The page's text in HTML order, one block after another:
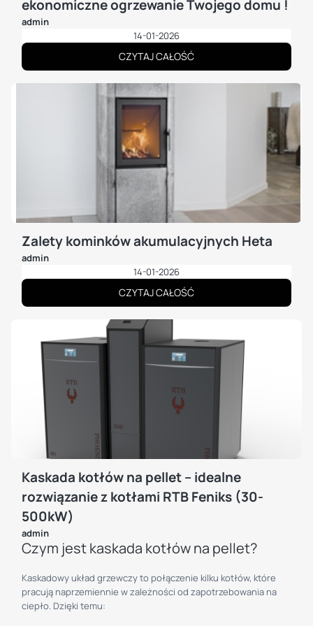
14-01-2026
ekonomiczne ogrzewanie Twojego domu !
CZYTAJ CAŁOŚĆ
admin
14-01-2026
Zalety kominków akumulacyjnych Heta
CZYTAJ CAŁOŚĆ
admin
Kaskada kotłów na pellet – idealne
rozwiązanie z kotłami RTB Feniks (30-
500kW)
Czym jest kaskada kotłów na pellet?
Kaskadowy układ grzewczy to połączenie kilku kotłów, które
pracują naprzemiennie w zależności od zapotrzebowania na
ciepło. Dzięki temu:
admin